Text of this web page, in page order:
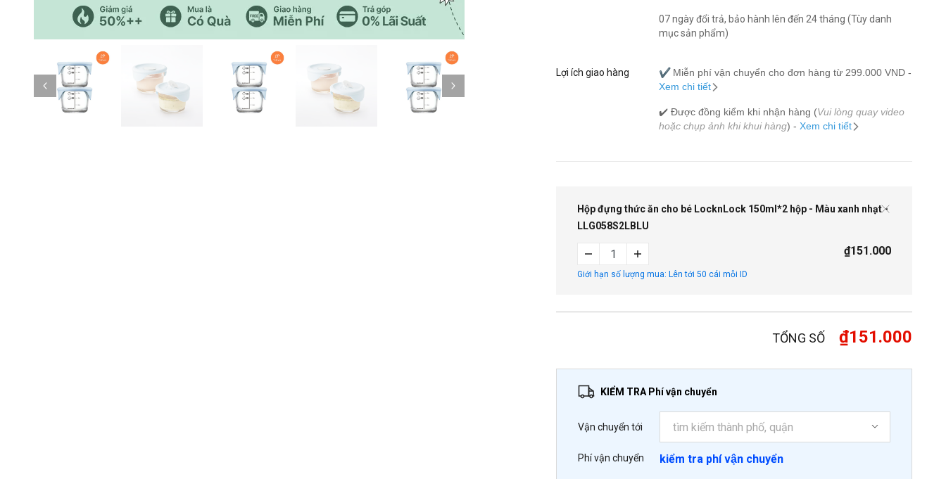
Trang trước Kế tiếp
07 ngày đổi trả, bảo hành lên đến 24 tháng (Tùy danh
mục sản phẩm)
Lợi ích giao hàng ✔️ Miễn phí vận chuyển cho đơn hàng từ 299.000 VND -
Xem chi tiết
✔️ Được đồng kiểm khi nhận hàng (Vui lòng quay video
hoặc chụp ảnh khi khui hàng) - Xem chi tiết
Hộp đựng thức ăn cho bé LocknLock 150ml*2 hộp - Màu xanh nhạt -
LLG058S2LBLU
₫151.000
Giới hạn số lượng mua: Lên tới 50 cái mỗi ID
TỔNG SỐ ₫151.000
KIỂM TRA Phí vận chuyển
Vận chuyển tới
Phí vận chuyển kiểm tra phí vận chuyển